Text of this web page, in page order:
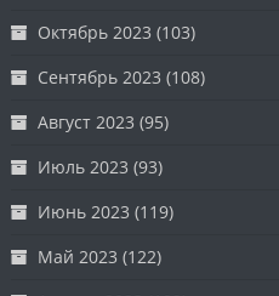
Октябрь 2023 (103)
Сентябрь 2023 (108)
Август 2023 (95)
Июль 2023 (93)
Июнь 2023 (119)
Май 2023 (122)